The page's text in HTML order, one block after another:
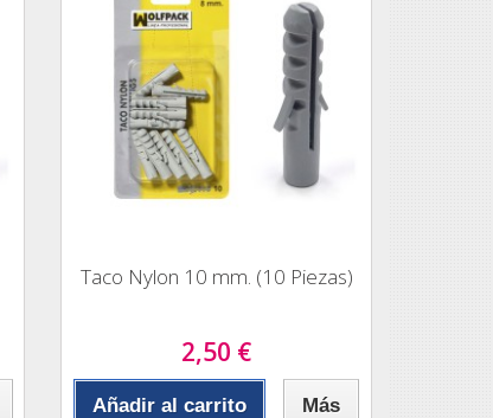
Taco Nylon 10 mm. (10 Piezas)
2,50 €
Añadir al carrito Más